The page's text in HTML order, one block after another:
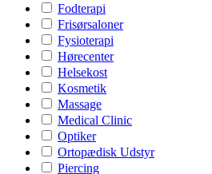
Fodterapi
Frisørsaloner
Fysioterapi
Hørecenter
Helsekost
Kosmetik
Massage
Medical Clinic
Optiker
Ortopædisk Udstyr
Piercing